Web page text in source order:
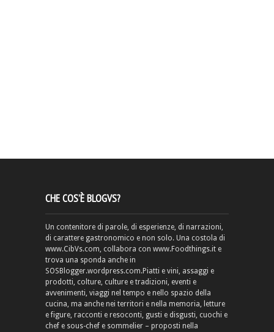
CHE COS’È BLOGVS?
Un contenitore di parole, di esperienze, di narrazioni,
di carattere gastronomico e non solo. Una costola di
www.CibVs.com, collabora con www.Foodthings.it e
trova una sponda anche in
SOSBlogger.wordpress.com.Piatti e vini, assaggi e
prodotti, colture, culture e tradizioni, eventi e
avvenimenti, viaggi nel tempo e nello spazio della
cucina, ma anche nei territori e nella memoria, letture
e figure, racconti e resoconti, gusti e disgusti, cuochi e
chef e sous-chef e sommelier – proposti nella